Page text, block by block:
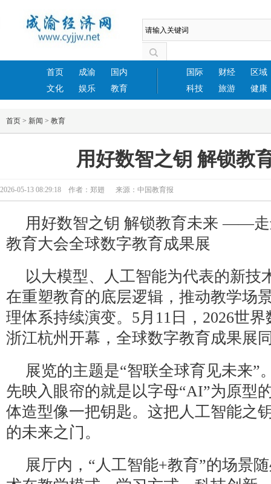
首页 成渝
国内
文化
娱乐 教育
国际 财经
区域
科技
旅游 健康
首页 > 新闻 > 教育
用好数智之钥 解锁教
2026-05-13 08:29:18 作者：郑翅 来源：中国教育报
用好数智之钥 解锁教育未来 ——走
教育大会全球数字教育成果展
以大模型、人工智能为代表的新技
在重塑教育的底层逻辑，推动教学场
理体系持续演变。5月11日，2026世
浙江杭州开幕，全球数字教育成果展
展览的主题是“智联全球育见未来”
先映入眼帘的就是以字母“AI”为原型
体造型像一把钥匙。这把人工智能之
的未来之门。
展厅内，“人工智能+教育”的场景